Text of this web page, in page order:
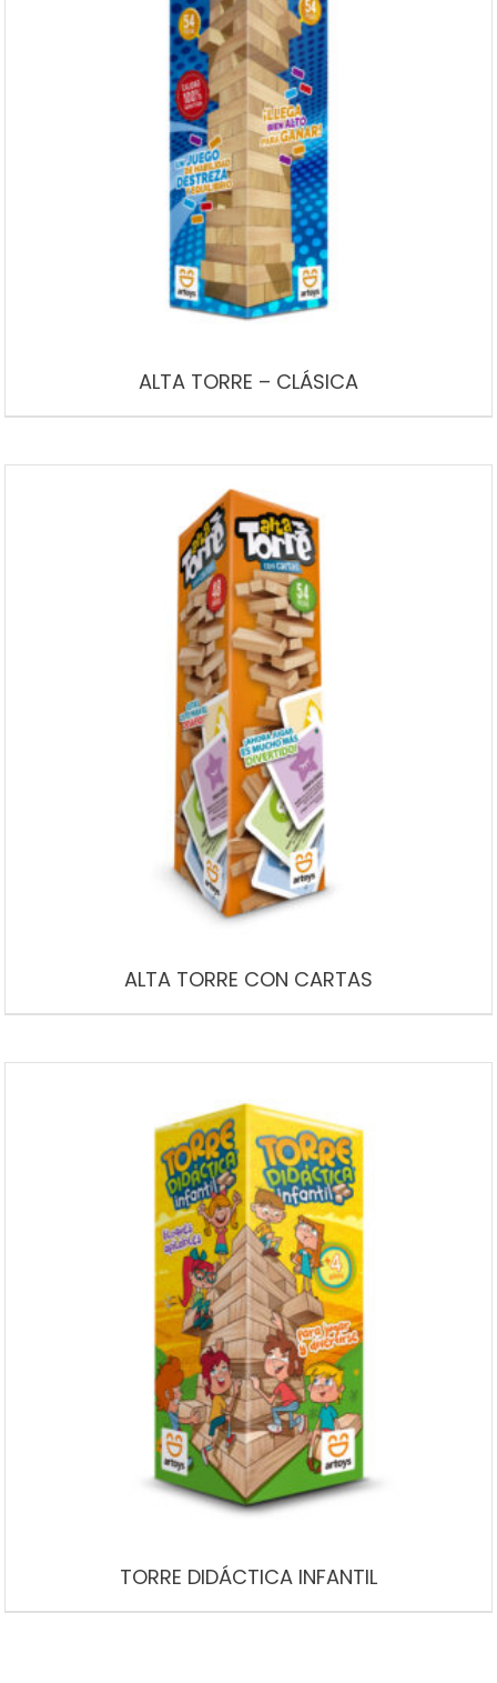
ALTA TORRE – CLÁSICA
ALTA TORRE CON CARTAS
TORRE DIDÁCTICA INFANTIL